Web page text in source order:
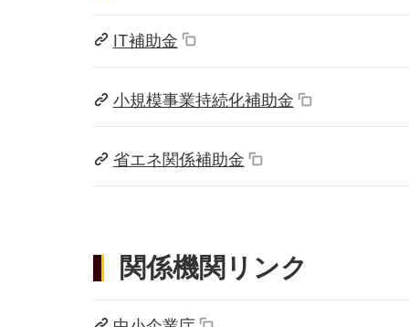
IT補助金
小規模事業持続化補助金
省エネ関係補助金
関係機関リンク